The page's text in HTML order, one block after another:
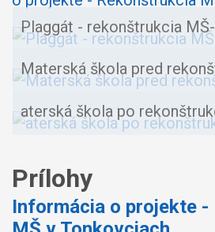
Plaggát - rekonštrukcia
Materská škola pred
aterská škola po
Prílohy
Informácia o projekte -